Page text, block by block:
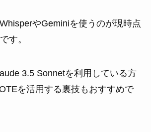
やGeminiを使うのが現時点
す。
3.5 Sonnetを利用している方
を活用する裏技もおすすめで